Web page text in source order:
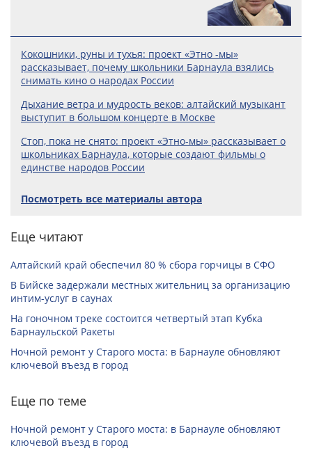
Кокошники, руны и тухья: проект «Этно -мы»
рассказывает, почему школьники Барнаула взялись
снимать кино о народах России
Дыхание ветра и мудрость веков: алтайский музыкант
выступит в большом концерте в Москве
Стоп, пока не снято: проект «Этно-мы» рассказывает о
школьниках Барнаула, которые создают фильмы о
единстве народов России
Посмотреть все материалы автора
Еще читают
Алтайский край обеспечил 80 % сбора горчицы в СФО
В Бийске задержали местных жительниц за организацию
интим-услуг в саунах
На гоночном треке состоится четвертый этап Кубка
Барнаульской Ракеты
Ночной ремонт у Старого моста: в Барнауле обновляют
ключевой въезд в город
Еще по теме
Ночной ремонт у Старого моста: в Барнауле обновляют
ключевой въезд в город